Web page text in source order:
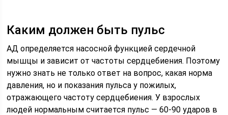
Каким должен быть пульс
АД определяется насосной функцией сердечной
мышцы и зависит от частоты сердцебиения. Поэтому
нужно знать не только ответ на вопрос, какая норма
давления, но и показания пульса у пожилых,
отражающего частоту сердцебиения. У взрослых
людей нормальным считается пульс — 60-90 ударов в